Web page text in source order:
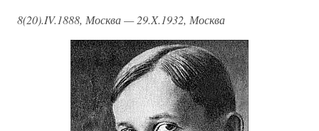
8(20).IV.1888, Москва — 29.X.1932, Москва